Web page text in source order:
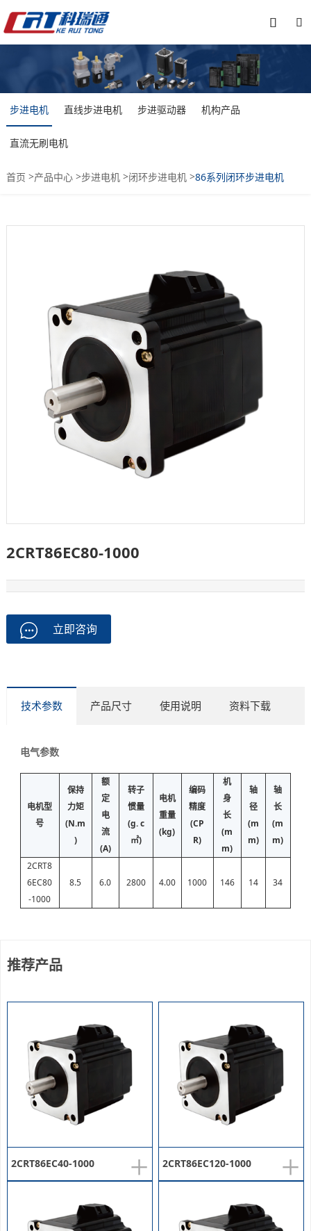


步进电机 直线步进电机 步进驱动器 机构产品
直流无刷电机
首页 >产品中心>步进电机>闭环步进电机>86系列闭环步进电机
2CRT86EC80-1000
立即咨询
技术参数 产品尺寸 使用说明 资料下载
电气参数
电机型
号
保持
力矩
(N.m
)
额
定
电
流
(A)
转子
惯量
(g. c
㎡)
电机
重量
(kg)
编码
精度
(CP
R)
机
身
长
(m
m)
轴
径
(m
m)
轴
长
(m
m)
2CRT8
6EC80
-1000
8.5 6.0 2800 4.00 1000 146 14 34
推荐产品
+
2CRT86EC40-1000 +
2CRT86EC120-1000